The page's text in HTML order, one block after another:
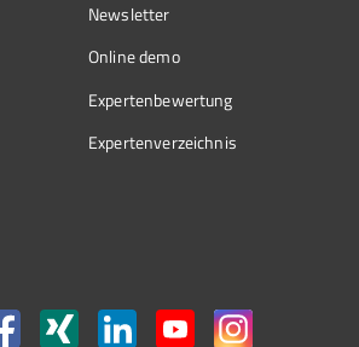
Newsletter
Online demo
Expertenbewertung
Expertenverzeichnis